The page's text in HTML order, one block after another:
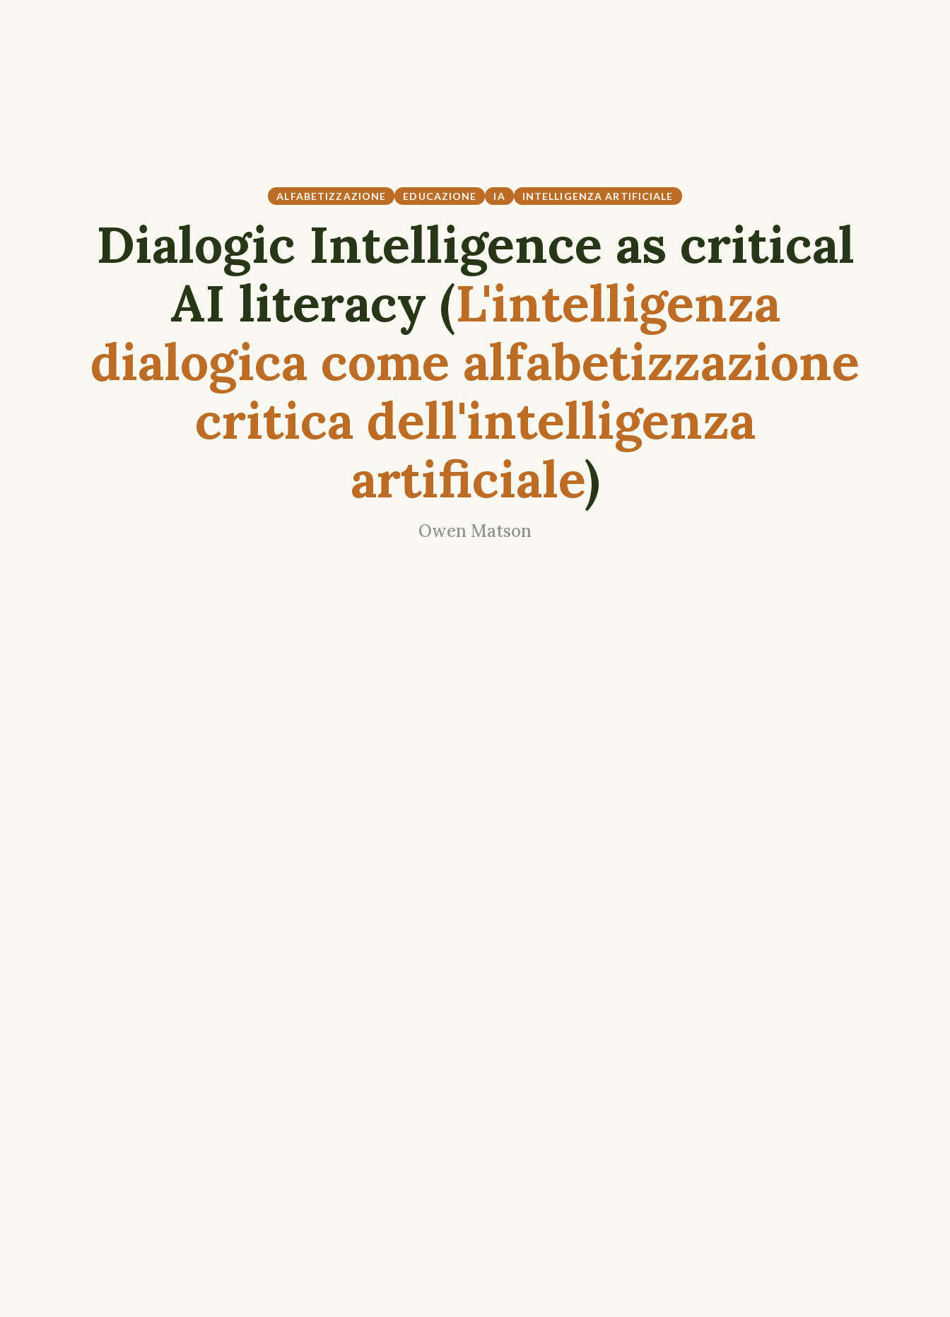
ALFABETIZZAZIONE EDUCAZIONE IA INTELLIGENZA ARTIFICIALE
Dialogic Intelligence as critical
AI literacy (L'intelligenza
dialogica come alfabetizzazione
critica dell'intelligenza
artificiale)
Owen Matson